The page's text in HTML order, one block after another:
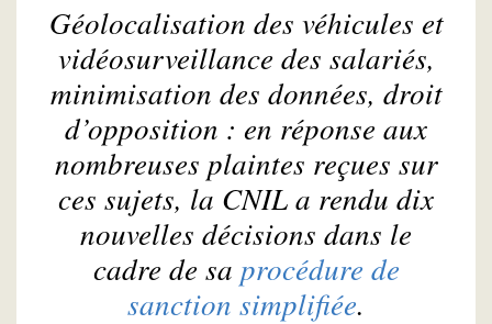
Géolocalisation des véhicules et
vidéosurveillance des salariés,
minimisation des données, droit
d’opposition : en réponse aux
nombreuses plaintes reçues sur
ces sujets, la CNIL a rendu dix
nouvelles décisions dans le
cadre de sa procédure de
sanction simplifiée.